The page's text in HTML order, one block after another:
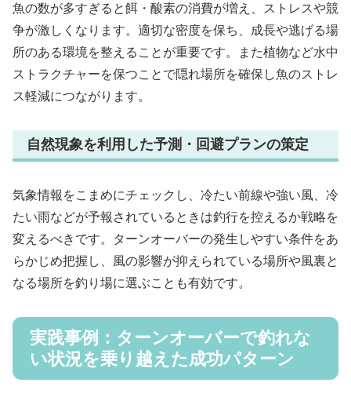
魚の数が多すぎると餌・酸素の消費が増え、ストレスや競
争が激しくなります。適切な密度を保ち、成長や逃げる場
所のある環境を整えることが重要です。また植物など水中
ストラクチャーを保つことで隠れ場所を確保し魚のストレ
ス軽減につながります。
自然現象を利用した予測・回避プランの策定
気象情報をこまめにチェックし、冷たい前線や強い風、冷
たい雨などが予報されているときは釣行を控えるか戦略を
変えるべきです。ターンオーバーの発生しやすい条件をあ
らかじめ把握し、風の影響が抑えられている場所や風裏と
なる場所を釣り場に選ぶことも有効です。
実践事例：ターンオーバーで釣れな
い状況を乗り越えた成功パターン